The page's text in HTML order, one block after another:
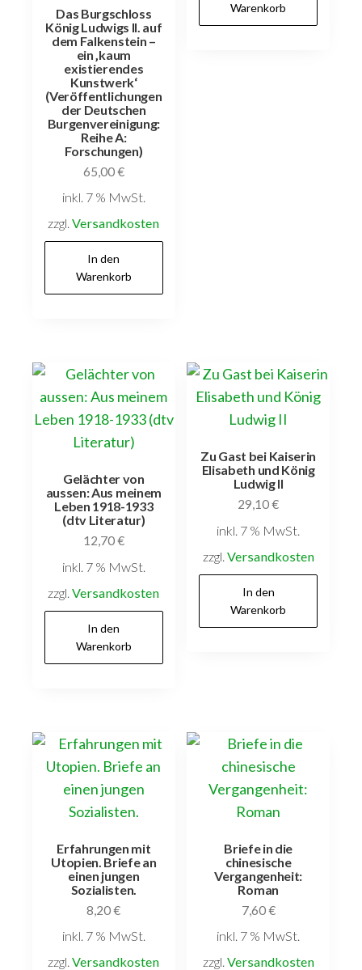
Das Burgschloss
König Ludwigs II. auf
dem Falkenstein –
ein ‚kaum
existierendes
Kunstwerk‘
(Veröffentlichungen
der Deutschen
Burgenvereinigung:
Reihe A:
Forschungen)
65,00€
inkl. 7 % MwSt.
zzgl.Versandkosten
In den
Warenkorb
Warenkorb
Gelächter von
aussen: Aus meinem
Leben 1918-1933
(dtv Literatur)
12,70€
inkl. 7 % MwSt.
zzgl.Versandkosten
In den
Warenkorb
Zu Gast bei Kaiserin
Elisabeth und König
Ludwig II
29,10€
inkl. 7 % MwSt.
zzgl. Versandkosten
In den
Warenkorb
Erfahrungen mit
Utopien. Briefe an
einen jungen
Sozialisten.
8,20€
inkl. 7 % MwSt.
zzgl.Versandkosten
Briefe in die
chinesische
Vergangenheit:
Roman
7,60€
inkl. 7 % MwSt.
zzgl. Versandkosten